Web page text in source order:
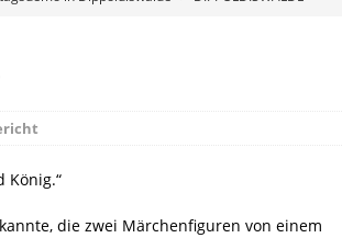
1325 – vom 27. Juli 2026
König.“
die zwei Märchenfiguren von einem